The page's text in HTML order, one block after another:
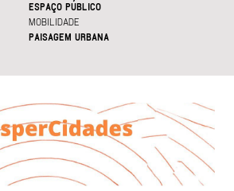
ESPAÇO PÚBLICO
MOBILIDADE
PAISAGEM URBANA